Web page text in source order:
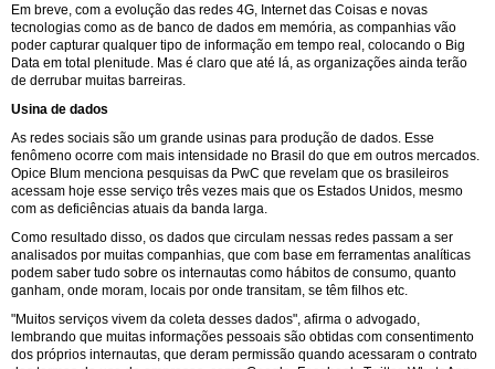
Em breve, com a evolução das redes 4G, Internet das Coisas e novas
tecnologias como as de banco de dados em memória, as companhias vão
poder capturar qualquer tipo de informação em tempo real, colocando o Big
Data em total plenitude. Mas é claro que até lá, as organizações ainda terão
de derrubar muitas barreiras.
Usina de dados
As redes sociais são um grande usinas para produção de dados. Esse
fenômeno ocorre com mais intensidade no Brasil do que em outros mercados.
Opice Blum menciona pesquisas da PwC que revelam que os brasileiros
acessam hoje esse serviço três vezes mais que os Estados Unidos, mesmo
com as deficiências atuais da banda larga.
Como resultado disso, os dados que circulam nessas redes passam a ser
analisados por muitas companhias, que com base em ferramentas analíticas
podem saber tudo sobre os internautas como hábitos de consumo, quanto
ganham, onde moram, locais por onde transitam, se têm filhos etc.
"Muitos serviços vivem da coleta desses dados", afirma o advogado,
lembrando que muitas informações pessoais são obtidas com consentimento
dos próprios internautas, que deram permissão quando acessaram o contrato